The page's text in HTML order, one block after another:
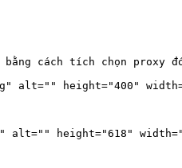
bằng cách tích chọn proxy
alt="" height="400"
alt="" height="618"